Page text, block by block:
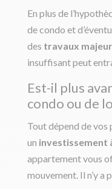
En plus de
de condo et
des travaux
insuffisant peut
Est-il plus
condo ou de
Tout dépend de vos
un investissement
appartement vous
mouvement. Il n’y a